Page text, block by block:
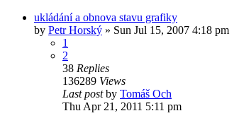
ukládání a obnova stavu grafiky
by Petr Horský » Sun Jul 15, 2007 4:18 pm
1
2
38 Replies
136289 Views
Last postby Tomáš Och
Thu Apr 21, 2011 5:11 pm